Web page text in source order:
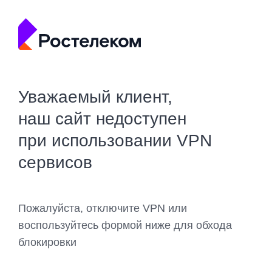
Уважаемый клиент,
наш сайт недоступен
при использовании VPN
сервисов
Пожалуйста, отключите VPN или
воспользуйтесь формой ниже для обхода
блокировки